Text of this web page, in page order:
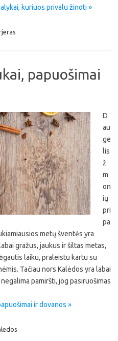
kuriuos privalu žinoti »
papuošimai
D
au
ge
lis
ž
m
on
ių
pri
pa
metų šventės yra
gražus, jaukus ir šiltas metas,
laiku, praleistu kartu su
Tačiau nors Kalėdos yra labai
pamiršti, jog pasiruošimas
ir dovanos »